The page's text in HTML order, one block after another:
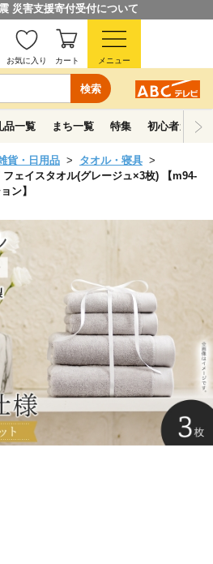
災害支援寄付受付について
検索
お気に入り カート メニュー
品一覧 まち一覧 特集 初心者ガイド
貨・日用品
タオル・寝具
ェイスタオル(グレージュ×3枚) 【m94-
ン】